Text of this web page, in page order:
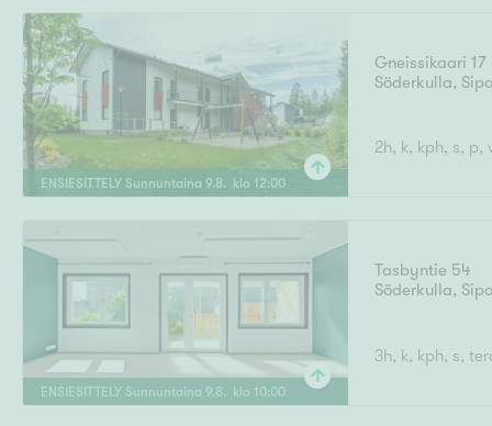
Järvenpää
N
Hinta
Rakennusvuosi
ENSIESITTELY Sunnuntaina 9.8. klo 12:00
Gneissikaari 17
Söderkulla,
2h, k, kph, s, p,
ENSIESITTELY Sunnuntaina 9.8. klo 10:00
Tasbyntie 54
Söderkulla,
3h, k, kph, s,